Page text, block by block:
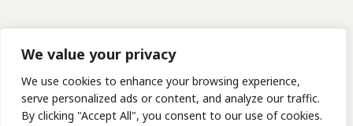
We value your privacy
We use cookies to enhance your browsing experience,
serve personalized ads or content, and analyze our traffic.
By clicking "Accept All", you consent to our use of cookies.